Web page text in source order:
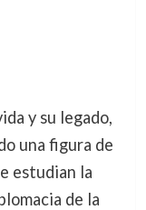
y su legado,
una figura de
estudian la
de la